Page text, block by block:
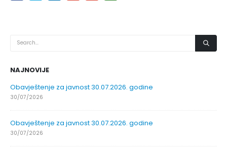
NAJNOVIJE
Obavještenje za javnost 30.07.2026. godine
30/07/2026
Obavještenje za javnost 30.07.2026. godine
30/07/2026